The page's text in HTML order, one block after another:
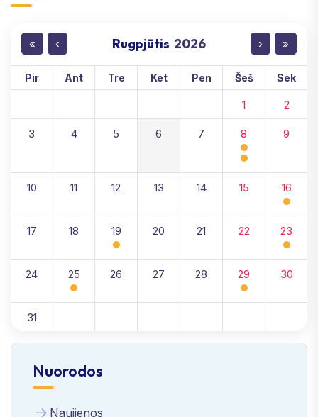
« ‹ Rugpjūtis 2026 › »
Pir Ant Tre Ket Pen Šeš Sek
1 2
3 4 5 6 7 8 9
10 11 12 13 14 15 16
17 18 19 20 21 22 23
24 25 26 27 28 29 30
31
Nuorodos
Naujienos